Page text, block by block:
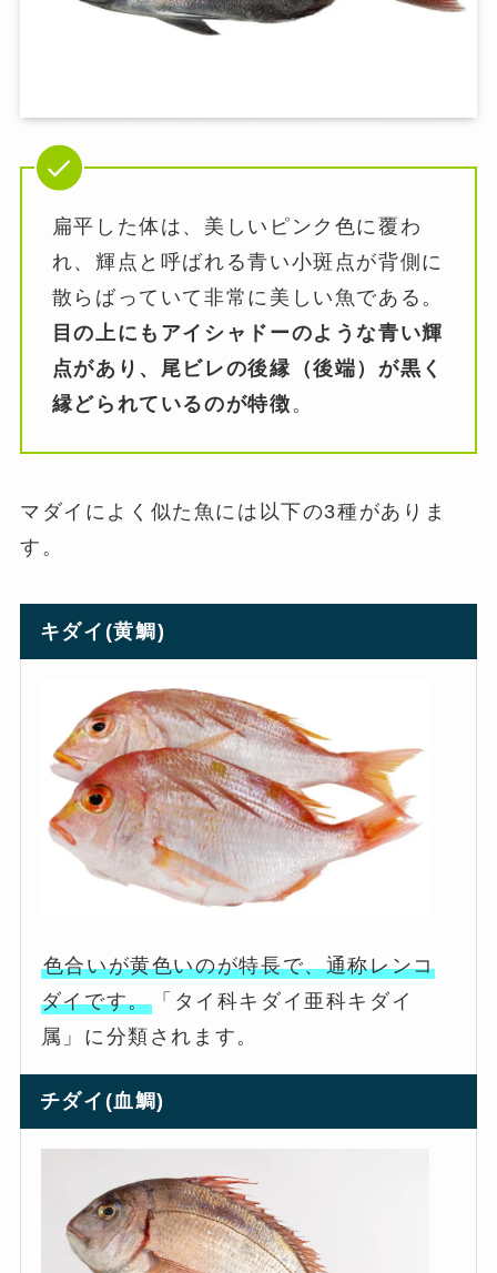
扁平した体は、美しいピンク色に覆わ
れ、輝点と呼ばれる青い小斑点が背側に
散らばっていて非常に美しい魚である。
目の上にもアイシャドーのような青い輝
点があり、尾ビレの後縁（後端）が黒く
縁どられているのが特徴。
マダイによく似た魚には以下の3種がありま
す。
キダイ(黄鯛)
色合いが黄色いのが特長で、通称レンコ
ダイです。「タイ科キダイ亜科キダイ
属」に分類されます。
チダイ(血鯛)